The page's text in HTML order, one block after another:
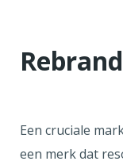
Een cruciale
een merk dat